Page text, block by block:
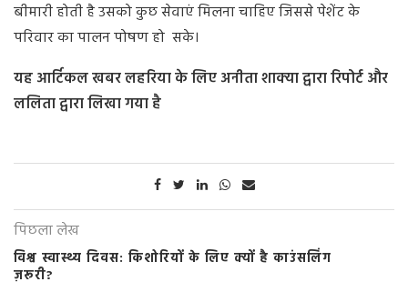
बीमारी होती है उसको कुछ सेवाएं मिलना चाहिए जिससे पेशेंट के
परिवार का पालन पोषण हो सके।
यह आर्टिकल खबर लहरिया के लिए अनीता शाक्या द्वारा रिपोर्ट और
ललिता द्वारा लिखा गया है
पिछला लेख
विश्व स्वास्थ्य दिवस: किशोरियों के लिए क्यों है काउंसलिंग
ज़रूरी?